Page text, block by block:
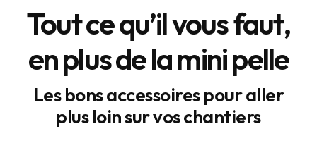
Tout ce qu’il vous faut,
en plus de la mini pelle
Les bons accessoires pour aller
plus loin sur vos chantiers